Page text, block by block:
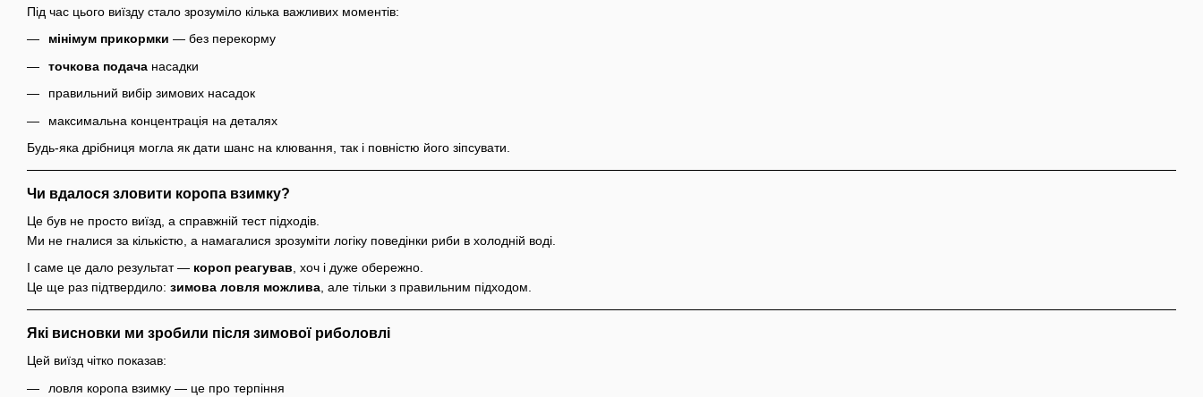
Під час цього виїзду стало зрозуміло кілька важливих моментів:
мінімум прикормки — без перекорму
точкова подача насадки
правильний вибір зимових насадок
максимальна концентрація на деталях
Будь-яка дрібниця могла як дати шанс на клювання, так і повністю його зіпсувати.
Чи вдалося зловити коропа взимку?
Це був не просто виїзд, а справжній тест підходів.
Ми не гналися за кількістю, а намагалися зрозуміти логіку поведінки риби в холодній воді.
І саме це дало результат — короп реагував, хоч і дуже обережно.
Це ще раз підтвердило: зимова ловля можлива, але тільки з правильним підходом.
Які висновки ми зробили після зимової риболовлі
Цей виїзд чітко показав:
ловля коропа взимку — це про терпіння